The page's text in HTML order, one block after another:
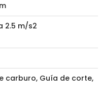
2.5 m/s2
carburo, Guía de corte,